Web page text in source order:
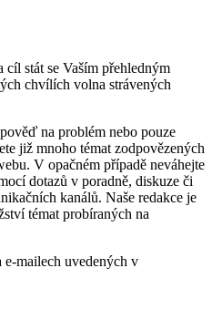
cíl stát se Vaším přehledným
chvílích volna strávených
na problém nebo pouze
již mnoho témat zodpovězených
V opačném případě neváhejte
dotazů v poradně, diskuze či
kanálů. Naše redakce je
témat probíraných na
e-mailech uvedených v